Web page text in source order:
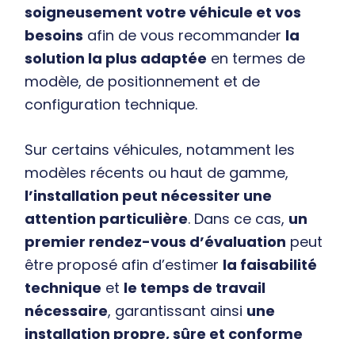
soigneusement votre véhicule et vos
besoins afin de vous recommander la
solution la plus adaptée en termes de
modèle, de positionnement et de
configuration technique.
Sur certains véhicules, notamment les
modèles récents ou haut de gamme,
l’installation peut nécessiter une
attention particulière. Dans ce cas, un
premier rendez-vous d’évaluation peut
être proposé afin d’estimer la faisabilité
technique et le temps de travail
nécessaire, garantissant ainsi une
installation propre, sûre et conforme